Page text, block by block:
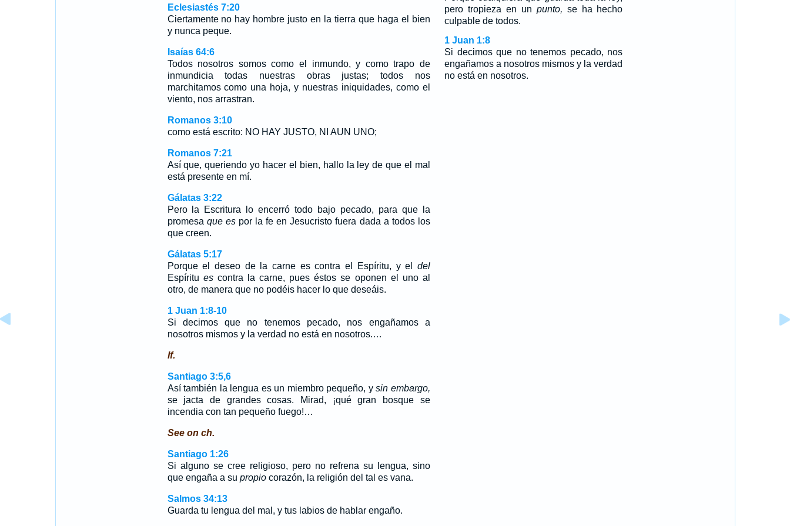
Eclesiastés 7:20
Ciertamente no hay hombre justo en la tierra que haga el bien
y nunca peque.
Isaías 64:6
Todos nosotros somos como el inmundo, y como trapo de
inmundicia todas nuestras obras justas; todos nos
marchitamos como una hoja, y nuestras iniquidades, como el
viento, nos arrastran.
Romanos 3:10
como está escrito: NO HAY JUSTO, NI AUN UNO;
Romanos 7:21
Así que, queriendo yo hacer el bien, hallo la ley de que el mal
está presente en mí.
Gálatas 3:22
Pero la Escritura lo encerró todo bajo pecado, para que la
promesa que espor la fe en Jesucristo fuera dada a todos los
que creen.
Gálatas 5:17
Porque el deseo de la carne es contra el Espíritu, y el del
Espíritu escontra la carne, pues éstos se oponen el uno al
otro, de manera que no podéis hacer lo que deseáis.
1 Juan 1:8-10
Si decimos que no tenemos pecado, nos engañamos a
nosotros mismos y la verdad no está en nosotros.…
If.
Santiago 3:5,6
Así también la lengua es un miembro pequeño, ysin embargo,
se jacta de grandes cosas. Mirad, ¡qué gran bosque se
incendia con tan pequeño fuego!…
See on ch.
Santiago 1:26
Si alguno se cree religioso, pero no refrena su lengua, sino
que engaña a su propiocorazón, la religión del tal es vana.
Salmos 34:13
Guarda tu lengua del mal, y tus labios de hablar engaño.
pero tropieza en un punto, se ha hecho
culpable de todos.
1 Juan 1:8
Si decimos que no tenemos pecado, nos
engañamos a nosotros mismos y la verdad
no está en nosotros.